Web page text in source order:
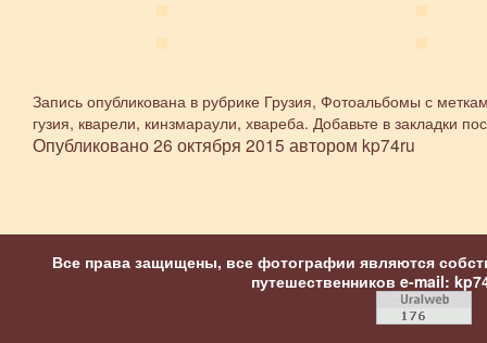
Запись опубликована в рубрике Грузия, Фотоальбомы с
гузия, кварели, кинзмараули, хвареба. Добавьте в закладки
Опубликовано26 октября 2015 автором kp74ru
Все права защищены, все фотографии являются
путешественников e-mail: